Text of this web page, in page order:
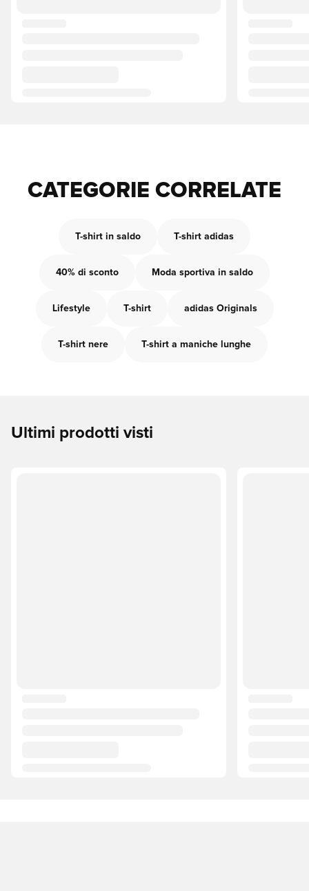
CATEGORIE CORRELATE
T-shirt in saldo T-shirt adidas
40% di sconto Moda sportiva in saldo
Lifestyle T-shirt adidas Originals
T-shirt nere T-shirt a maniche lunghe
Ultimi prodotti visti